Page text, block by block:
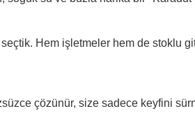
Hem işletmeler hem de stoklu
çözünür, size sadece keyfini